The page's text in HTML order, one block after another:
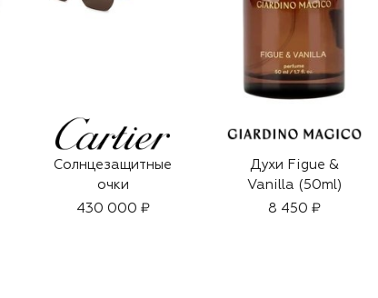
Солнцезащитные
очки
430 000 ₽
Духи Figue &
Vanilla (50ml)
8 450 ₽